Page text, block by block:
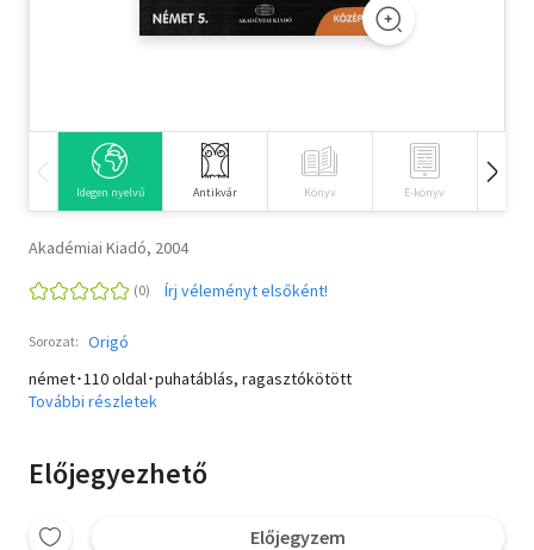
Természettudomány
Vallás
Idegen nyelvű Antikvár Könyv E-könyv
Akadémiai Kiadó, 2004
Írj véleményt elsőként!
Sorozat: Origó
német･110 oldal･puhatáblás, ragasztókötött
További részletek
Előjegyezhető
Előjegyzem